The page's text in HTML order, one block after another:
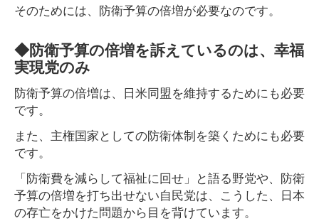
そのためには、防衛予算の倍増が必要なのです。
◆防衛予算の倍増を訴えているのは、幸福
実現党のみ
防衛予算の倍増は、日米同盟を維持するためにも必要
です。
また、主権国家としての防衛体制を築くためにも必要
です。
「防衛費を減らして福祉に回せ」と語る野党や、防衛
予算の倍増を打ち出せない自民党は、こうした、日本
の存亡をかけた問題から目を背けています。